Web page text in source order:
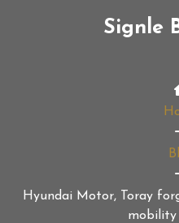
Signle
Hyundai Motor, Toray
mobility